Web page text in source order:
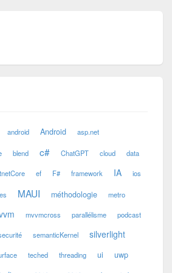
android Android asp.net
blend c# ChatGPT cloud data
ef F# framework IA ios
MAUI méthodologie metro
mvvmcross parallélisme podcast
semanticKernel silverlight
teched threading ui uwp